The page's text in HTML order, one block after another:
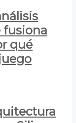
fusiona
qué